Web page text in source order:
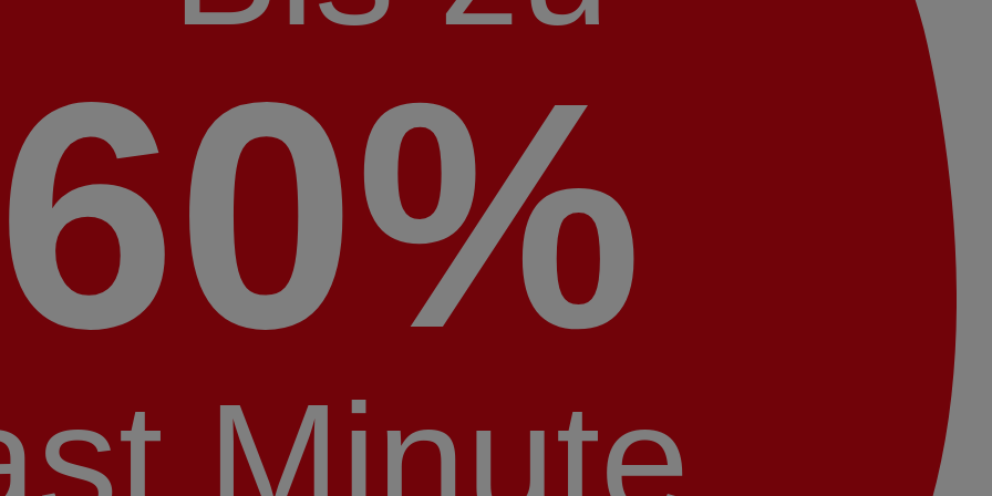
Minute